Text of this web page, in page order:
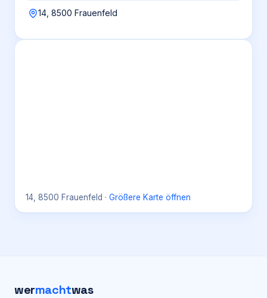
14, 8500 Frauenfeld
14, 8500 Frauenfeld · Größere Karte öffnen
wermachtwas